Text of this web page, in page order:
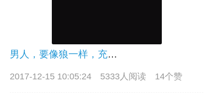
男人，要像狼一样，充满血性
2017-12-15 10:05:24 5333人阅读 14个赞